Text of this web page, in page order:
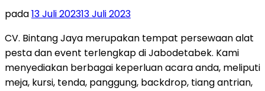
pada13 Juli 202313 Juli 2023
CV. Bintang Jaya merupakan tempat persewaan alat
pesta dan event terlengkap di Jabodetabek. Kami
menyediakan berbagai keperluan acara anda, meliputi
meja, kursi, tenda, panggung, backdrop, tiang antrian,